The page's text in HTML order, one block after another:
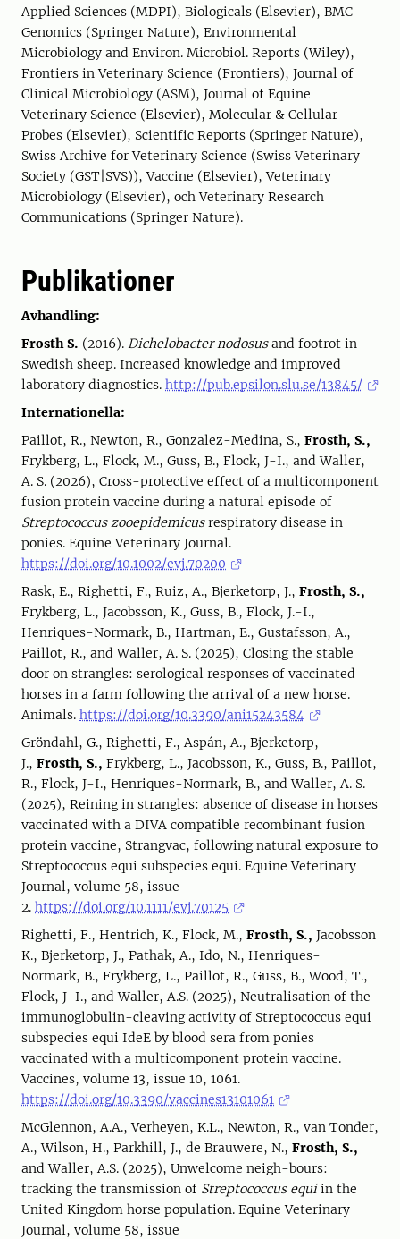
Applied Sciences (MDPI), Biologicals (Elsevier), BMC
Genomics (Springer Nature), Environmental
Microbiology and Environ. Microbiol. Reports (Wiley),
Frontiers in Veterinary Science (Frontiers), Journal of
Clinical Microbiology (ASM), Journal of Equine
Veterinary Science (Elsevier), Molecular & Cellular
Probes (Elsevier), Scientific Reports (Springer Nature),
Swiss Archive for Veterinary Science (Swiss Veterinary
Society (GST|SVS)), Vaccine (Elsevier), Veterinary
Microbiology (Elsevier), och Veterinary Research
Communications (Springer Nature).
Publikationer
Avhandling:
Frosth S. (2016). Dichelobacter nodosusand footrot in
Swedish sheep. Increased knowledge and improved
laboratory diagnostics. http://pub.epsilon.slu.se/13845/
Internationella:
Paillot, R., Newton, R., Gonzalez-Medina, S., Frosth, S.,
Frykberg, L., Flock, M., Guss, B., Flock, J-I., and Waller,
A. S. (2026), Cross-protective effect of a multicomponent
fusion protein vaccine during a natural episode of
Streptococcus zooepidemicusrespiratory disease in
ponies. Equine Veterinary Journal.
https://doi.org/10.1002/evj.70200
Rask, E., Righetti, F., Ruiz, A., Bjerketorp, J., Frosth, S.,
Frykberg, L., Jacobsson, K., Guss, B., Flock, J.-I.,
Henriques-Normark, B., Hartman, E., Gustafsson, A.,
Paillot, R., and Waller, A. S. (2025), Closing the stable
door on strangles: serological responses of vaccinated
horses in a farm following the arrival of a new horse.
Animals. https://doi.org/10.3390/ani15243584
Gröndahl, G., Righetti, F., Aspán, A., Bjerketorp,
J., Frosth, S., Frykberg, L., Jacobsson, K., Guss, B., Paillot,
R., Flock, J-I., Henriques-Normark, B., and Waller, A. S.
(2025), Reining in strangles: absence of disease in horses
vaccinated with a DIVA compatible recombinant fusion
protein vaccine, Strangvac, following natural exposure to
Streptococcus equi subspecies equi. Equine Veterinary
Journal, volume 58, issue
2. https://doi.org/10.1111/evj.70125
Righetti, F., Hentrich, K., Flock, M., Frosth, S., Jacobsson
K., Bjerketorp, J., Pathak, A., Ido, N., Henriques-
Normark, B., Frykberg, L., Paillot, R., Guss, B., Wood, T.,
Flock, J-I., and Waller, A.S. (2025), Neutralisation of the
immunoglobulin-cleaving activity of Streptococcus equi
subspecies equi IdeE by blood sera from ponies
vaccinated with a multicomponent protein vaccine.
Vaccines, volume 13, issue 10, 1061.
https://doi.org/10.3390/vaccines13101061
McGlennon, A.A., Verheyen, K.L., Newton, R., van Tonder,
A., Wilson, H., Parkhill, J., de Brauwere, N., Frosth, S.,
and Waller, A.S. (2025), Unwelcome neigh-bours:
tracking the transmission of Streptococcus equiin the
United Kingdom horse population. Equine Veterinary
Journal, volume 58, issue